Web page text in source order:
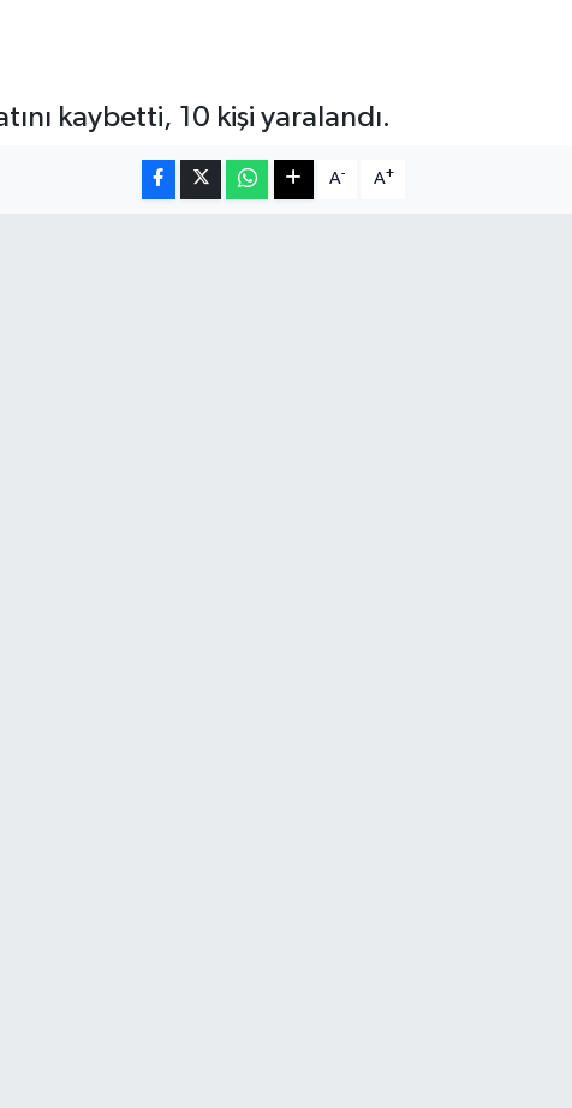
kaybetti, 10 kişi yaralandı.
A- A+